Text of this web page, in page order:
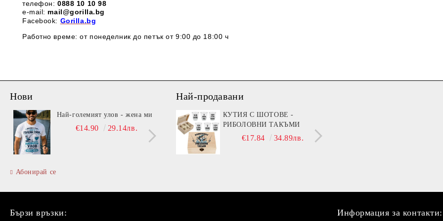
телефон:0888 10 10 98
e-mail: mail@gorilla.bg
Facebook: Gorilla.bg
Работно време: от понеделник до петък от 9:00 до 18:00 ч
Нови
Най-големият улов - жена ми
€14.90 29.14лв.
Витамин B (Beer)
€13.90 27.19лв.
Абонирай се
Най-продавани
КУТИЯ С ШОТОВЕ -
РИБОЛОВНИ ТАКЪМИ
€17.84 34.89лв.
Бързи връзки: Информация за контакти: